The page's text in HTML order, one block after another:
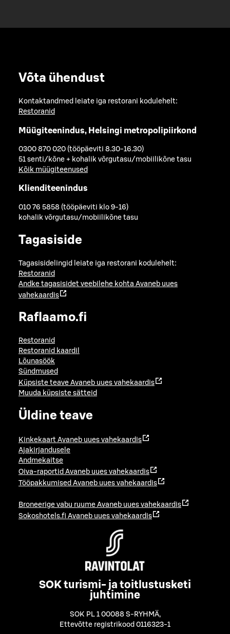
Võta ühendust
Kontaktandmed leiate iga restorani kodulehelt:
Restoranid
Müügiteenindus, Helsingi metropolipiirkond
0300 870 020 (tööpäeviti 8.30-16.30)
51 senti/kõne + kohalik võrgutasu/mobiilikõne tasu
Kõik müügiteenused
Klienditeenindus
010 76 5858 (tööpäeviti klo 9-16)
kohalik võrgutasu/mobiilikõne tasu
Tagasiside
Tagasisidelingid leiate iga restorani kodulehelt:
Restoranid
Andke tagasisidet veebilehe kohta Avaneb uues
vahekaardis
Raflaamo.fi
Restoranid
Restoranid kaardil
Lõunasöök
Sündmused
Küpsiste teave Avaneb uues vahekaardis
Muuda küpsiste sätteid
Üldine teave
Kinkekaart Avaneb uues vahekaardis
Ajakirjandusele
Andmekaitse
Oiva-raportid Avaneb uues vahekaardis
Tööpakkumised Avaneb uues vahekaardis
Broneerige vabu ruume Avaneb uues vahekaardis
Sokoshotels.fi Avaneb uues vahekaardis
SOK turismi- ja toitlustusketi
juhtimine
SOK PL 1 00088 S-RYHMÄ,
Ettevõtte registrikood 0116323-1